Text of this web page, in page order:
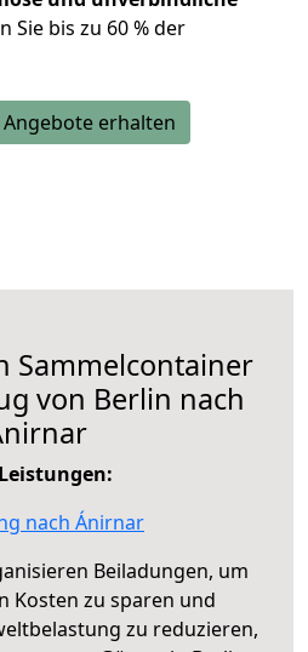
Sie bis zu 60 % der
erhalten
Sammelcontainer
von Berlin nach
nach Ánirnar
Beiladungen, um
Kosten zu sparen und
zu reduzieren,